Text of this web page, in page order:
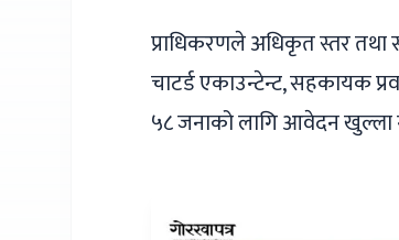
प्राधिकरणले अधिकृत स्तर
चाटर्ड एकाउन्टेन्ट, सहकायक
५८ जनाको लागि आवेदन खुल्ला